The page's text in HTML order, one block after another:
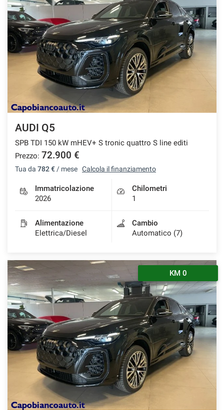
AUDI Q5
SPB TDI 150 kW mHEV+ S tronic quattro S line editi
Prezzo: 72.900 €
Tua da 782 € / mese Calcola il finanziamento
Immatricolazione
2026
Chilometri
1
Alimentazione
Elettrica/Diesel
Cambio
Automatico (7)
KM 0